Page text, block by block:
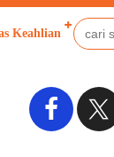
Keahlian